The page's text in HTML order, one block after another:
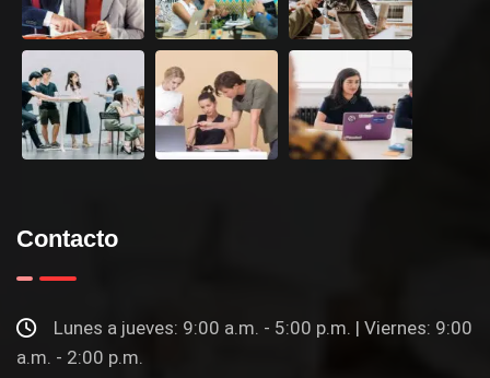
Contacto
Lunes a jueves: 9:00 a.m. - 5:00 p.m. | Viernes: 9:00
a.m. - 2:00 p.m.